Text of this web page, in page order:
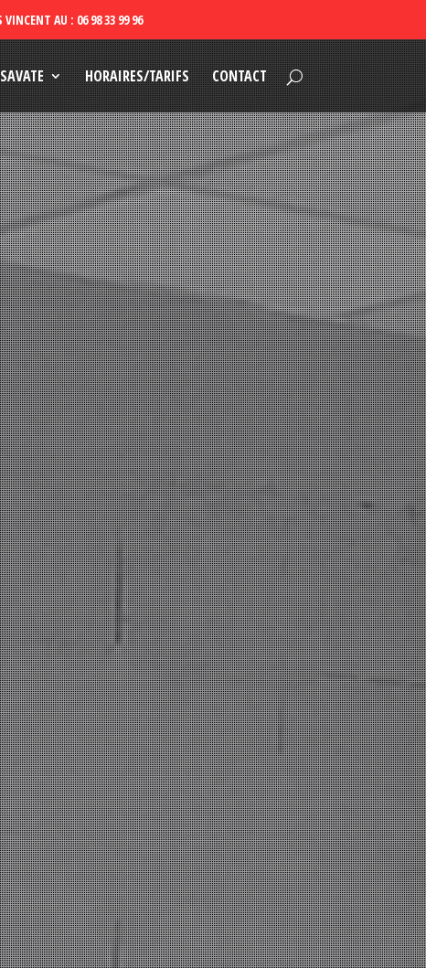
HORAIRES/TARIFS CONTACT